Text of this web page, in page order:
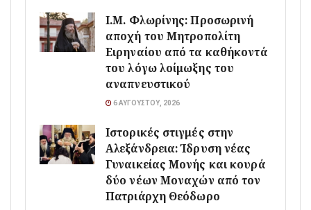
Ι.Μ. Φλωρίνης: Προσωρινή
αποχή του Μητροπολίτη
Ειρηναίου από τα καθήκοντά
του λόγω λοίμωξης του
αναπνευστικού
6 ΑΥΓΟΎΣΤΟΥ, 2026
Ιστορικές στιγμές στην
Αλεξάνδρεια: Ίδρυση νέας
Γυναικείας Μονής και κουρά
δύο νέων Μοναχών από τον
Πατριάρχη Θεόδωρο